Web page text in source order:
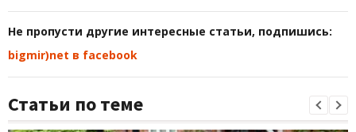
Не пропусти другие интересные статьи, подпишись:
bigmir)net в facebook
Статьи по теме